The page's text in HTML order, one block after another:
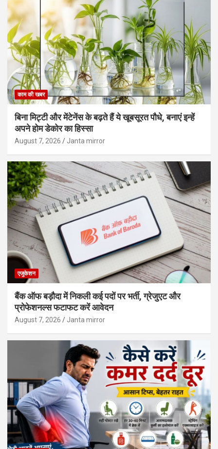
काम की खबर
बिना मिट्टी और मेंटेनेंस के बढ़ते हैं ये खूबसूरत पौधे, बनाएं इन्‍हें
अपने होम डेकोर का हिस्‍सा
August 7, 2026 Janta mirror
एजुकेशन
बैंक ऑफ बड़ौदा में निकली कई पदों पर भर्ती, ग्रेजुएट और
प्रोफेशनल्स फटाफट करें आवेदन
August 7, 2026 Janta mirror